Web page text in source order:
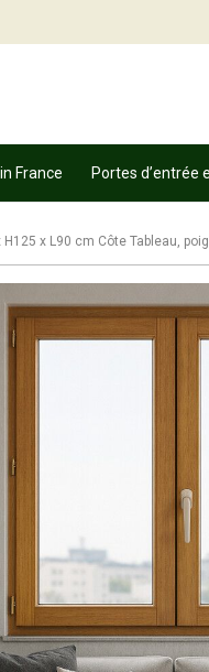
France Portes d’entrée
x L90 cm Côte Tableau,